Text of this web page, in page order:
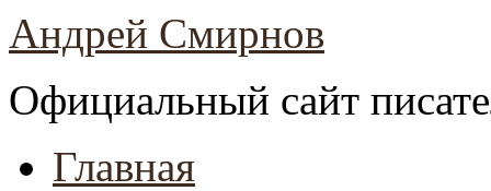
Андрей Смирнов
Официальный сайт
Главная